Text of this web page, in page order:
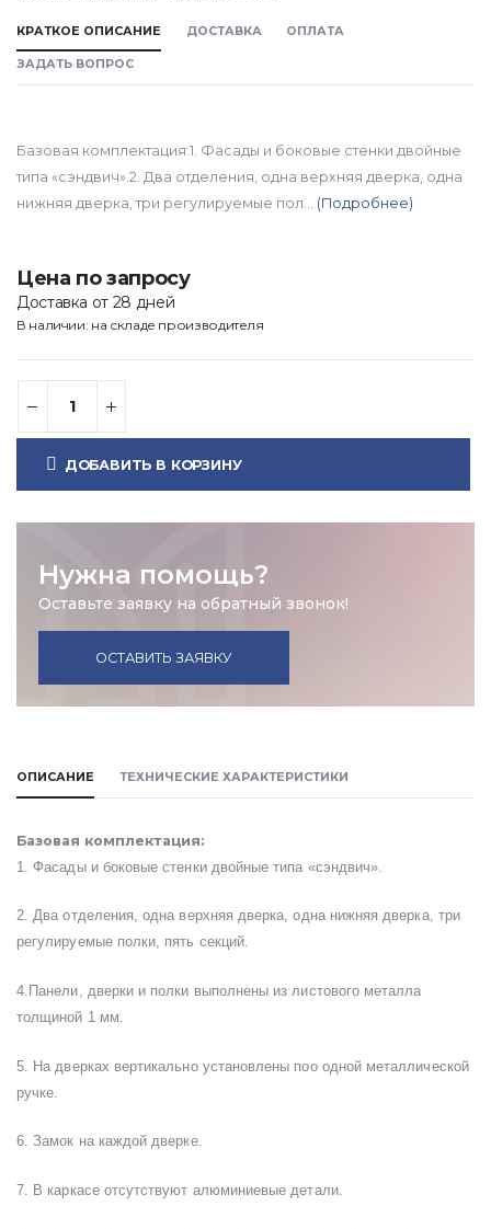
КРАТКОЕ ОПИСАНИЕ ДОСТАВКА ОПЛАТА
ЗАДАТЬ ВОПРОС
Базовая комплектация:1. Фасады и боковые стенки двойные
типа «сэндвич».2. Два отделения, одна верхняя дверка, одна
нижняя дверка, три регулируемые пол...
(Подробнее)
Цена по запросу
Доставка от 28 дней
В наличии: на складе производителя
ДОБАВИТЬ В КОРЗИНУ
Нужна помощь?
Оставьте заявку на обратный звонок!
ОСТАВИТЬ ЗАЯВКУ
ОПИСАНИЕ ТЕХНИЧЕСКИЕ ХАРАКТЕРИСТИКИ
Базовая комплектация:
1. Фасады и боковые стенки двойные типа «сэндвич».
2. Два отделения, одна верхняя дверка, одна нижняя дверка, три
регулируемые полки, пять секций.
4.Панели, дверки и полки выполнены из листового металла
толщиной 1 мм.
5. На дверках вертикально установлены поо одной металлической
ручке.
6. Замок на каждой дверке.
7. В каркасе отсутствуют алюминиевые детали.